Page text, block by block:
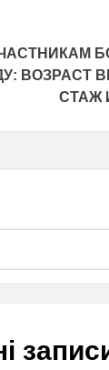
ВОЗРАСТ
СТАЖ